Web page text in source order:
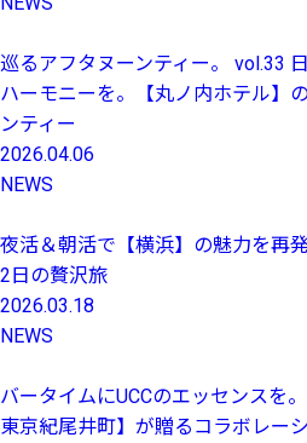
巡るアフタヌーンティー。 vol.33
ハーモニーを。【丸ノ内ホテル】
ンティー
2026.04.06
NEWS
夜活＆朝活で【横浜】の魅力を再
2日の贅沢旅
2026.03.18
NEWS
バータイムにUCCのエッセンスを
東京紀尾井町】が贈るコラボレー